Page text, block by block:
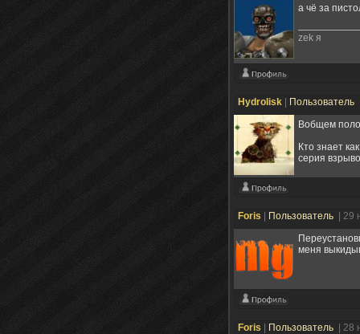
а чё за
zek я
Hydrolisk Пользователь
Вобщем
Кто знает
серия
Foris Пользователь
| 29
меня
Foris Пользователь
| 28